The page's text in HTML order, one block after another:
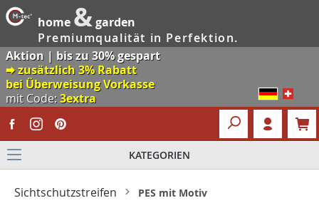
home &garden
Premiumqualität in Perfektion.
Aktion | bis zu 30% gespart
🠮 zusätzlich 3% Rabatt
bei Überweisung Vorkasse
mit Code:3extra
KATEGORIEN
Sichtschutzstreifen PES mit Motiv